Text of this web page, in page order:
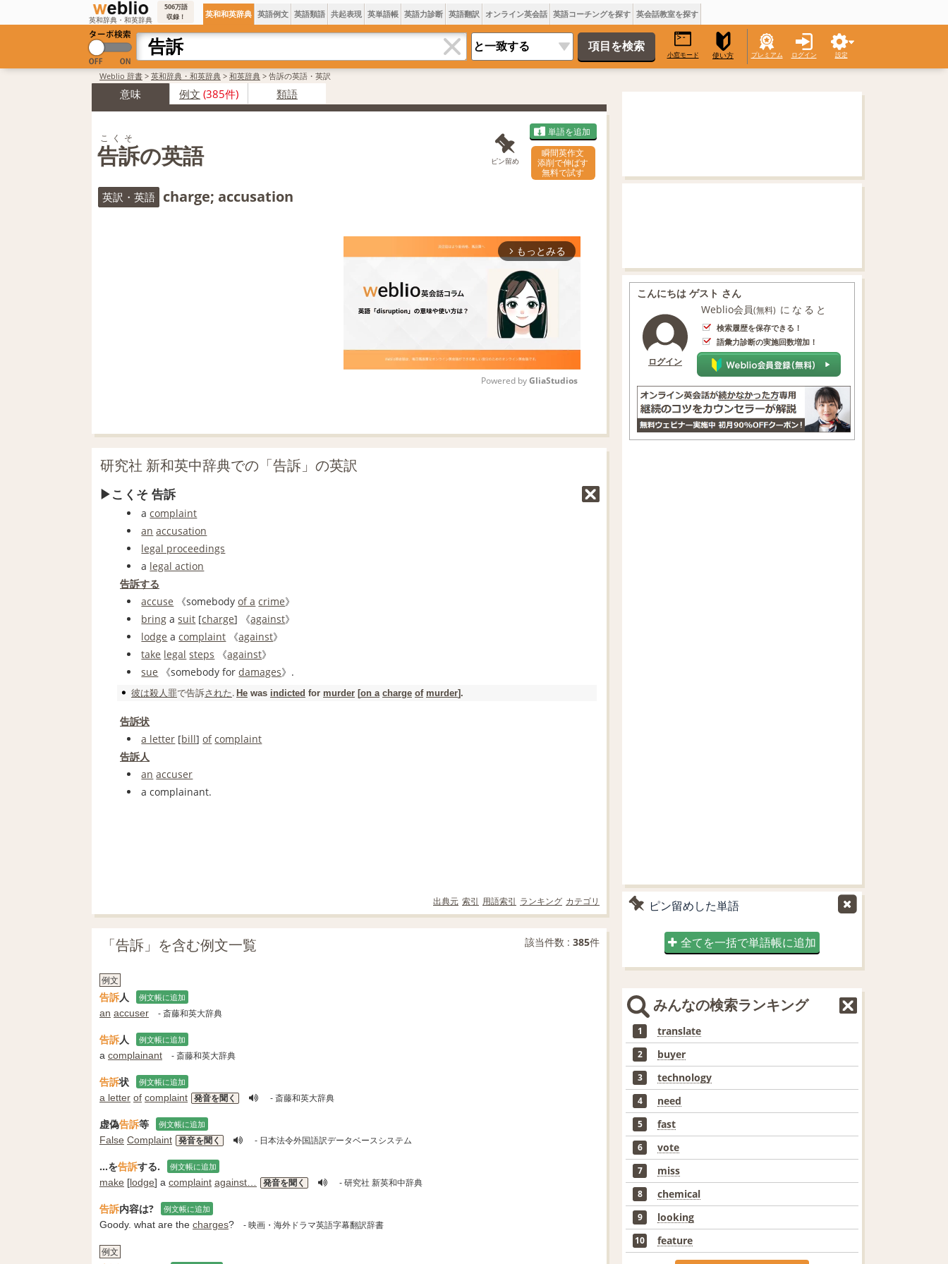
英和辞典・和英辞典
506万語
収録！
英和和英辞典 英語例文 英語類語 共起表現 英単語帳 英語力診断 英語翻訳 オンライン英会話 英語コーチングを探す 英会話教室を探す
小窓モード 使い方 プレミアム ログイン 設定
Weblio 辞書 > 英和辞典・和英辞典 > 和英辞典 > 告訴の英語・英訳
意味 例文 (385件) 類語
告訴の英語
こくそ
ピン留め
単語を追加
瞬間英作文
添削で伸ばす
無料で試す
英訳・英語 charge; accusation
arrow_forward_ios もっとみる
Powered by GliaStudios
研究社 新和英中辞典での「告訴」の英訳
こくそ 告訴
acomplaint
an accusation
legal proceedings
a legal action
告訴する
accuse 《somebodyof a crime》
bring asuit [charge] 《against》
lodge acomplaint 《against》
take legal steps 《against》
sue 《somebody fordamages》.
彼は殺人罪で告訴された. He was indicted for murder [on a charge of murder].
告訴状
a letter [bill]of complaint
告訴人
an accuser
a complainant.
出典元 索引 用語索引 ランキング カテゴリ
「告訴」を含む例文一覧 該当件数 : 385件
例文
告訴人 例文帳に追加
an accuser - 斎藤和英大辞典
告訴人 例文帳に追加
a complainant - 斎藤和英大辞典
告訴状 例文帳に追加
a letter of complaint 発音を聞く - 斎藤和英大辞典
虚偽告訴等 例文帳に追加
False Complaint 発音を聞く - 日本法令外国語訳データベースシステム
…を告訴する. 例文帳に追加
make [lodge] a complaint against 発音を聞く - 研究社 新英和中辞典
告訴内容は? 例文帳に追加
Goody. what are the charges? - 映画・海外ドラマ英語字幕翻訳辞書
例文
こんにちは ゲスト さん
ログイン
Weblio会員(無料) になると
検索履歴を保存できる！
語彙力診断の実施回数増加！
ピン留めした単語
全てを一括で単語帳に追加
みんなの検索ランキング
1 translate
2 buyer
3 technology
4 need
5 fast
6 vote
7 miss
8 chemical
9 looking
10 feature